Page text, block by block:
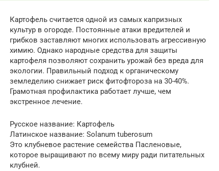
Картофель считается одной из самых капризных
культур в огороде. Постоянные атаки вредителей и
грибков заставляют многих использовать агрессивную
химию. Однако народные средства для защиты
картофеля позволяют сохранить урожай без вреда для
экологии. Правильный подход к органическому
земледелию снижает риск фитофтороза на 30-40%.
Грамотная профилактика работает лучше, чем
экстренное лечение.
Русское название: Картофель
Латинское название: Solanum tuberosum
Это клубневое растение семейства Пасленовые,
которое выращивают по всему миру ради питательных
клубней.